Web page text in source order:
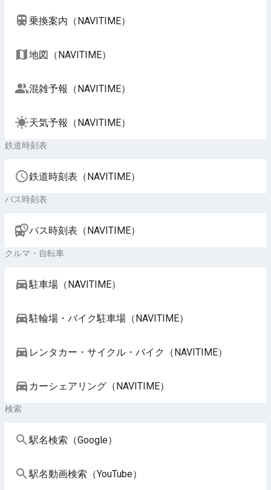
乗換案内（NAVITIME）
地図（NAVITIME）
混雑予報（NAVITIME）
天気予報（NAVITIME）
鉄道時刻表
鉄道時刻表（NAVITIME）
バス時刻表
バス時刻表（NAVITIME）
クルマ・自転車
駐車場（NAVITIME）
駐輪場・バイク駐車場（NAVITIME）
レンタカー・サイクル・バイク（NAVITIME）
カーシェアリング（NAVITIME）
検索
駅名検索（Google）
駅名動画検索（YouTube）